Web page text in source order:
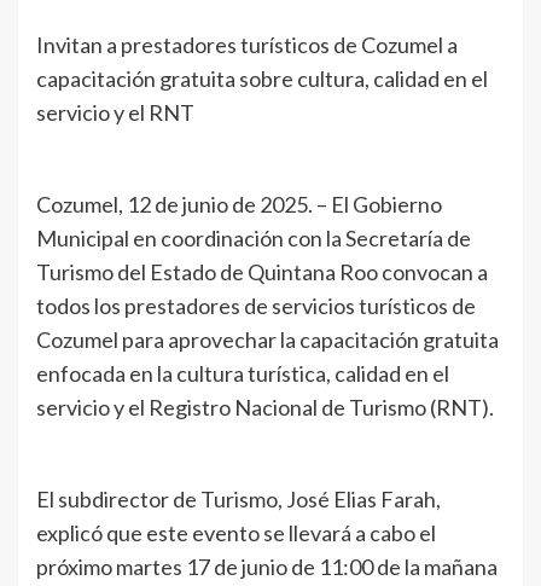
Invitan a prestadores turísticos de Cozumel a
capacitación gratuita sobre cultura, calidad en el
servicio y el RNT
Cozumel, 12 de junio de 2025. – El Gobierno
Municipal en coordinación con la Secretaría de
Turismo del Estado de Quintana Roo convocan a
todos los prestadores de servicios turísticos de
Cozumel para aprovechar la capacitación gratuita
enfocada en la cultura turística, calidad en el
servicio y el Registro Nacional de Turismo (RNT).
El subdirector de Turismo, José Elias Farah,
explicó que este evento se llevará a cabo el
próximo martes 17 de junio de 11:00 de la mañana